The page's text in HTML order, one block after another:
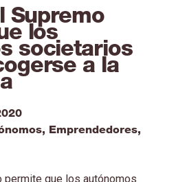
Supremo
los
societarios
a la
, Emprendedores,